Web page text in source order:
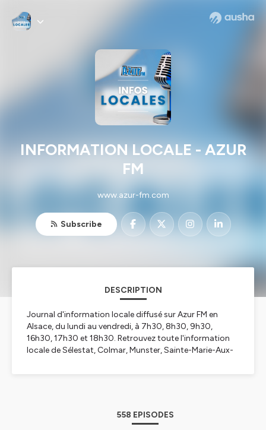
INFORMATION LOCALE - AZUR
FM
www.azur-fm.com
Subscribe
DESCRIPTION
Journal d'information locale diffusé sur Azur FM en
Alsace, du lundi au vendredi, à 7h30, 8h30, 9h30,
16h30, 17h30 et 18h30. Retrouvez toute l'information
locale de Sélestat, Colmar, Munster, Sainte-Marie-Aux-
pour plus d'informations.
558 EPISODES